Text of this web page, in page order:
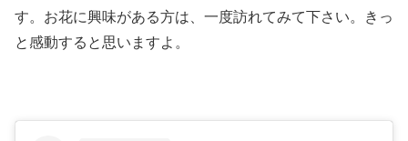
す。お花に興味がある方は、一度訪れてみて下さい。きっ
と感動すると思いますよ。